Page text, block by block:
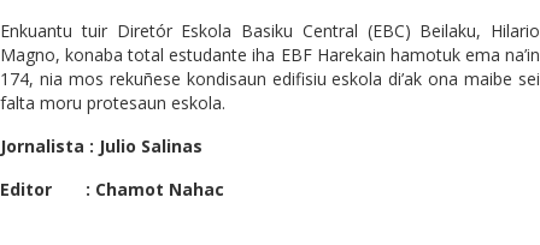
Enkuantu tuir Diretór Eskola Basiku Central (EBC) Beilaku, Hilario
Magno, konaba total estudante iha EBF Harekain hamotuk ema na’in
174, nia mos rekuñese kondisaun edifisiu eskola di’ak ona maibe sei
falta moru protesaun eskola.
Jornalista : Julio Salinas
Editor : Chamot Nahac